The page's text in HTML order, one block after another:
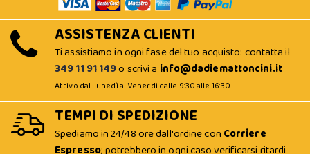
ASSISTENZA CLIENTI
Ti assistiamo in ogni fase del tuo acquisto: contatta il
349 11 91 149o scrivi a info@dadiemattoncini.it
Attivo dal Lunedì al Venerdì dalle 9:30 alle 16:30
TEMPI DI SPEDIZIONE
Spediamo in 24/48 ore dall'ordine con Corriere
Espresso; potrebbero in ogni caso verificarsi ritardi